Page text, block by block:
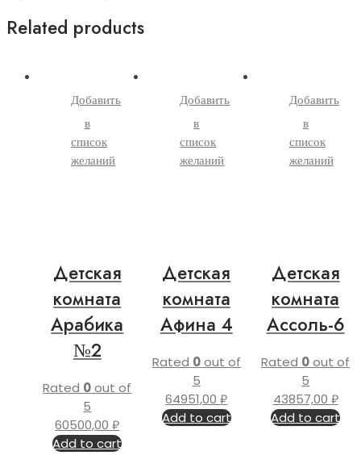
Related products
Добавить
в
список
желаний
Детская
комната
Арабика
№2
Rated 0out of
5
60500,00₽
Add to cart
Добавить
в
список
желаний
Детская
комната
Афина 4
Rated 0out of
5
64951,00₽
Add to cart
Добавить
в
список
желаний
Детская
комната
Ассоль-6
Rated 0out of
5
43857,00 ₽
Add to cart